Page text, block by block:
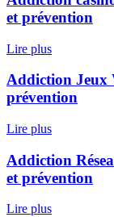
et prévention
Lire plus
Addiction Jeux
prévention
Lire plus
Addiction
et prévention
Lire plus